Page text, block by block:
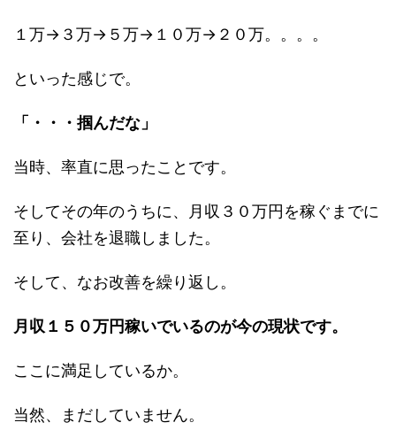
１万→３万→５万→１０万→２０万。。。。
といった感じで。
「・・・掴んだな」
当時、率直に思ったことです。
そしてその年のうちに、月収３０万円を稼ぐまでに
至り、会社を退職しました。
そして、なお改善を繰り返し。
月収１５０万円稼いでいるのが今の現状です。
ここに満足しているか。
当然、まだしていません。